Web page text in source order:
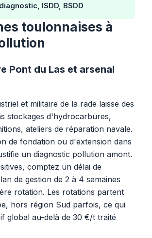
diagnostic, ISDD, BSDD
toulonnaises à
Pont du Las et arsenal
et militaire de la rade laisse des
stockages d'hydrocarbures,
ateliers de réparation navale.
de fondation ou d'extension dans
un diagnostic pollution amont.
comptez un délai de
de gestion de 2 à 4 semaines
rotation. Les rotations partent
hors région Sud parfois, ce qui
global au-delà de 30 €/t traité